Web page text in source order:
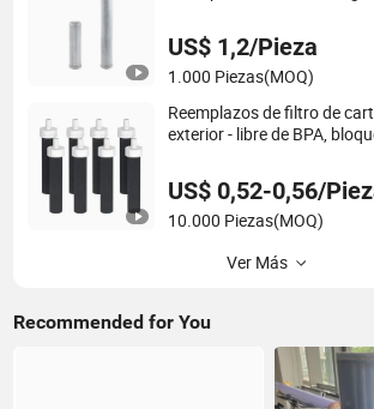
US$ 1,2/Pieza
1.000 Piezas(MOQ)
Reemplazos de filtro de
exterior - libre de BPA,
US$ 0,52-0,56/
10.000 Piezas(MOQ)
Ver Más
Recommended for You